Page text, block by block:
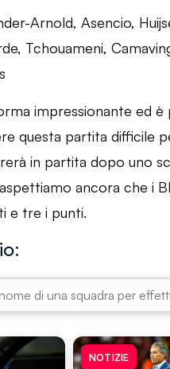
Arnold, Asencio,
Tchouameni,
impressionante ed è
questa partita difficile
in partita dopo uno
ancora che i
e tre i punti.
NOTIZIE